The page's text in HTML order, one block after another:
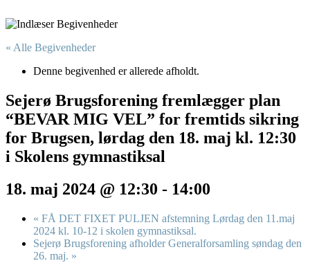
« Alle Begivenheder
Denne begivenhed er allerede afholdt.
Sejerø Brugsforening fremlægger plan
“BEVAR MIG VEL” for fremtids sikring
for Brugsen, lørdag den 18. maj kl. 12:30
i Skolens gymnastiksal
18. maj 2024 @ 12:30 - 14:00
« FÅ DET FIXET PULJEN afstemning Lørdag den 11.maj
2024 kl. 10-12 i skolen gymnastiksal.
Sejerø Brugsforening afholder Generalforsamling søndag den
26. maj. »